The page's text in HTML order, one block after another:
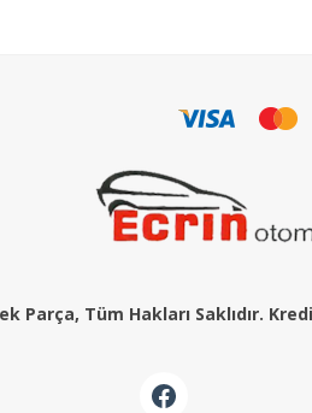
Parça, Tüm Hakları Saklıdır.